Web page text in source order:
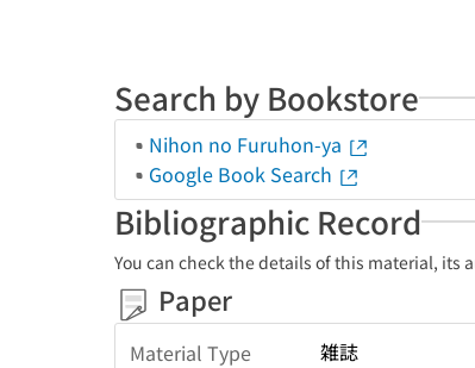
Search by Bookstore
Nihon no Furuhon-ya
Google Book Search
Bibliographic Record
You can check the details of this material, its
Paper
Material Type 雑誌